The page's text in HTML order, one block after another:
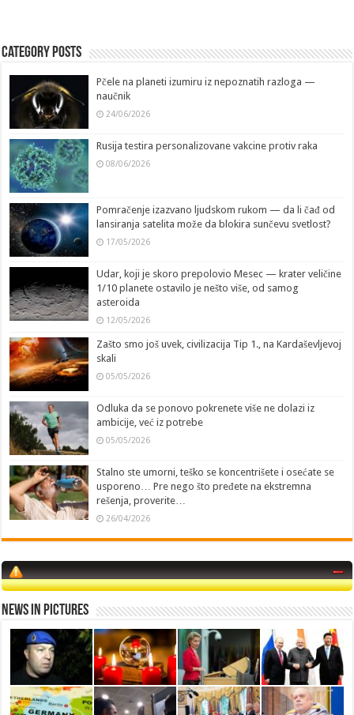
Category Posts
Pčele na planeti izumiru iz nepoznatih razloga —
naučnik
24/06/2026
Rusija testira personalizovane vakcine protiv raka
08/06/2026
Pomračenje izazvano ljudskom rukom — da li čađ od
lansiranja satelita može da blokira sunčevu svetlost?
17/05/2026
Udar, koji je skoro prepolovio Mesec — krater veličine
1/10 planete ostavilo je nešto više, od samog
asteroida
12/05/2026
Zašto smo još uvek, civilizacija Tip 1., na Kardaševljevoj
skali
05/05/2026
Odluka da se ponovo pokrenete više ne dolazi iz
ambicije, već iz potrebe
05/05/2026
Stalno ste umorni, teško se koncentrišete i osećate se
usporeno… Pre nego što pređete na ekstremna
rešenja, proverite…
26/04/2026
News in Pictures